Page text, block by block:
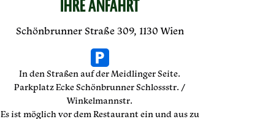
IHRE ANFAHRT
Schönbrunner Straße 309, 1130 Wien
In den Straßen auf der Meidlinger Seite.
Parkplatz Ecke Schönbrunner Schlossstr. /
Winkelmannstr.
Es ist möglich vor dem Restaurant ein und aus zu